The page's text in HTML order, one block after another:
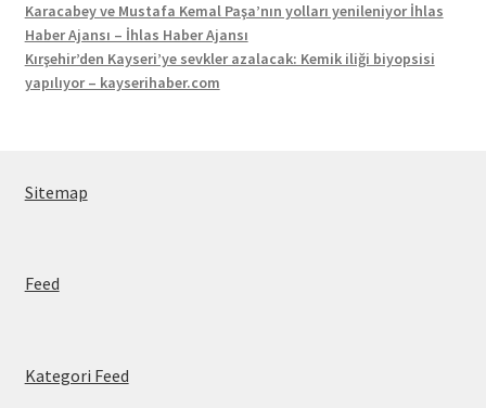
Karacabey ve Mustafa Kemal Paşa’nın yolları yenileniyor İhlas
Haber Ajansı – İhlas Haber Ajansı
Kırşehir’den Kayseri’ye sevkler azalacak: Kemik iliği biyopsisi
yapılıyor – kayserihaber.com
Sitemap
Feed
Kategori Feed